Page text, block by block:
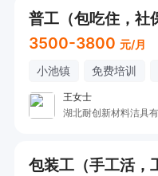
普工（包吃住，社
3500-3800 元/月
小池镇 免费培训
王女士
湖北耐创新材料洁具
包装工（手工活，